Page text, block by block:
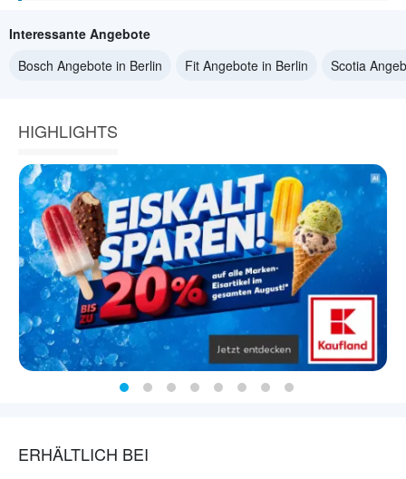
Interessante Angebote
Bosch Angebote in Berlin
Fit Angebote in Berlin Scotia
HIGHLIGHTS
ERHÄLTLICH BEI